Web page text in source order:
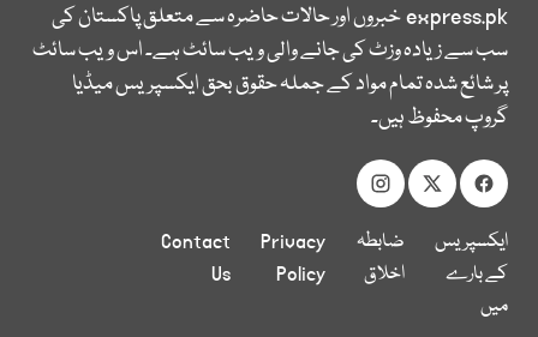
express.pkخبروں اور حالات حاضرہ سے متعلق پاکستان کی
سب سے زیادہ وزٹ کی جانے والی ویب سائٹ ہے۔ اس ویب سائٹ
پر شائع شدہ تمام مواد کے جملہ حقوق بحق ایکسپریس میڈیا
گروپ محفوظ ہیں۔
ایکسپریس
کے بارے
میں
ضابطہ
اخلاق
Privacy
Policy
Contact
Us